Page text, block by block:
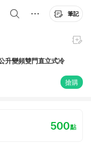
筆記
升變頻雙門直立式冷
搶購
500點